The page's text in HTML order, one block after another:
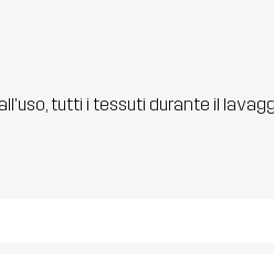
tutti i tessuti durante il